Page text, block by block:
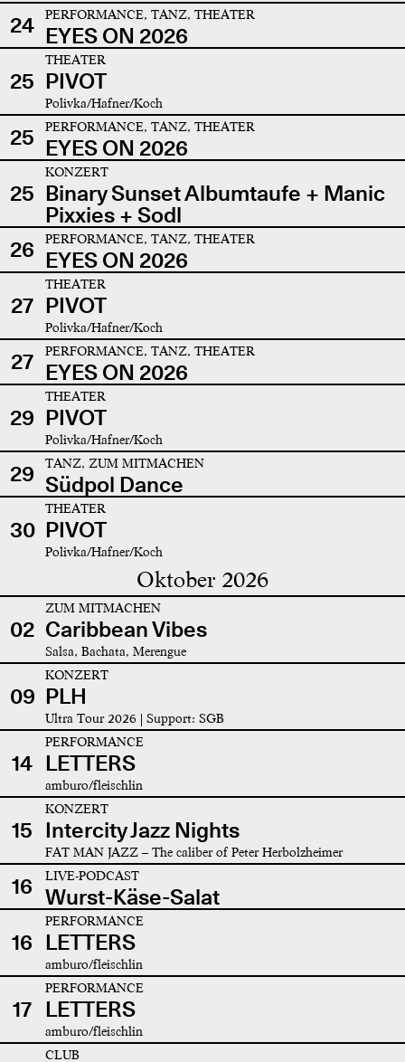
24 PERFORMANCE, TANZ, THEATER
EYES ON 2026
25
THEATER
PIVOT
Polivka/Hafner/Koch
25 PERFORMANCE, TANZ, THEATER
EYES ON 2026
25
KONZERT
Binary Sunset Albumtaufe + Manic
Pixxies + Sodl
26
PERFORMANCE, TANZ, THEATER
EYES ON 2026
27
THEATER
PIVOT
Polivka/Hafner/Koch
27 PERFORMANCE, TANZ, THEATER
EYES ON 2026
29
THEATER
PIVOT
Polivka/Hafner/Koch
29 TANZ, ZUM MITMACHEN
Südpol Dance
30
THEATER
PIVOT
Polivka/Hafner/Koch
Oktober 2026
02
ZUM MITMACHEN
Caribbean Vibes
Salsa, Bachata, Merengue
09
KONZERT
PLH
Ultra Tour 2026 | Support: SGB
14
PERFORMANCE
LETTERS
amburo/fleischlin
15
KONZERT
Intercity Jazz Nights
FAT MAN JAZZ – The caliber of Peter Herbolzheimer
16 LIVE-PODCAST
Wurst-Käse-Salat
16
PERFORMANCE
LETTERS
amburo/fleischlin
17
PERFORMANCE
LETTERS
amburo/fleischlin
CLUB